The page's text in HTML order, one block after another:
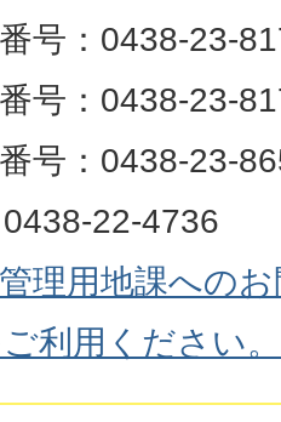
号：0438-23-
号：0438-23-
号：0438-23-
22-4736
理用地課への
利用ください。